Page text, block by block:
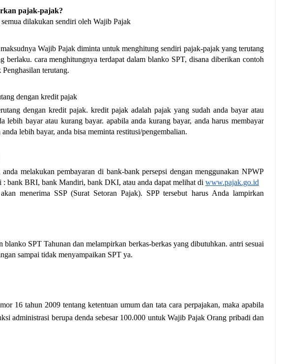
pajak-pajak?
dilakukan sendiri oleh Wajib Pajak
Wajib Pajak diminta untuk menghitung sendiri pajak-pajak yang terutang
berlaku. cara menghitungnya terdapat dalam blanko SPT, disana diberikan contoh
terutang.
dengan kredit pajak
dengan kredit pajak. kredit pajak adalah pajak yang sudah anda bayar atau
lebih bayar atau kurang bayar. apabila anda kurang bayar, anda harus membayar
lebih bayar, anda bisa meminta restitusi/pengembalian.
melakukan pembayaran di bank-bank persepsi dengan menggunakan NPWP
: bank BRI, bank Mandiri, bank DKI, atau anda dapat melihat di www.pajak.go.id
menerima SSP (Surat Setoran Pajak). SPP tersebut harus Anda lampirkan
blanko SPT Tahunan dan melampirkan berkas-berkas yang dibutuhkan. antri sesuai
sampai tidak menyampaikan SPT ya.
16 tahun 2009 tentang ketentuan umum dan tata cara perpajakan, maka apabila
administrasi berupa denda sebesar 100.000 untuk Wajib Pajak Orang pribadi dan